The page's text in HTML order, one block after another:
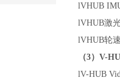
lVHUB
lVHUB激
lVHUB轮
（3）V-
lV-HUB